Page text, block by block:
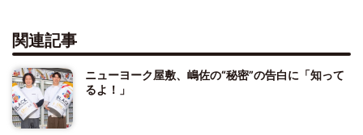
関連記事
ニューヨーク屋敷、嶋佐の“秘密”の告白に「知って
るよ！」